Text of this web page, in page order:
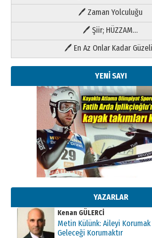
🖊 Zaman Yolculuğu
🖊 Şiir; HÜZZAM…
🖊 En Az Onlar Kadar
YENİ SAYI
YAZARLAR
Kenan GÜLERCİ
Metin Külünk: Aileyi Korumak
Geleceği Korumaktır
11 Mayıs 2026 Pazartesi
Kenan GÜLERCİ
Metin Külünk: Aileyi Korumak
Geleceği Korumaktır